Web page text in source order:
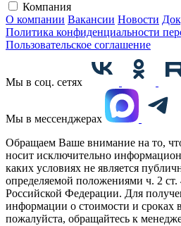
Компания
О компании Вакансии Новости
Политика конфиденциальности
Пользовательское соглашение
Мы в соц. сетях
Мы в мессенджерах
Обращаем Ваше внимание на то,
носит исключительно
каких условиях не является
определяемой положениями ч. 2 ст.
Российской Федерации. Для
информации о стоимости и сроках
пожалуйста, обращайтесь к